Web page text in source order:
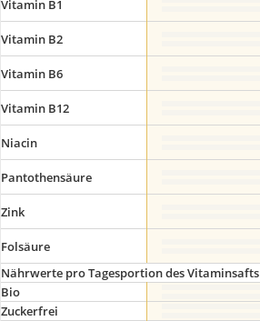
Vitamin B1
Vitamin B2
Vitamin B6
Vitamin B12
Niacin
Pantothensäure
Zink
Folsäure
Nährwerte pro Tagesportion des Vitaminsafts
Bio
Zuckerfrei